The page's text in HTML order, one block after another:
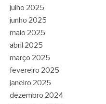
julho 2025
junho 2025
maio 2025
abril 2025
março 2025
fevereiro 2025
janeiro 2025
dezembro 2024